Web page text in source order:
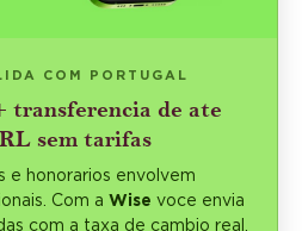
COM PORTUGAL
transferencia de ate
sem tarifas
e honorarios envolvem
Com a Wise voce envia
com a taxa de cambio real,